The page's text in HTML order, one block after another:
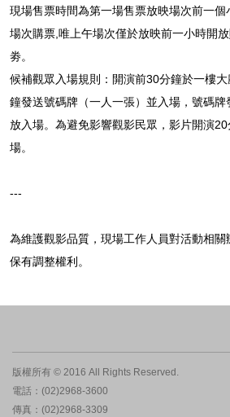
現場售票時間為第一場售票放映場次前一個
場次購票,唯上午場次僅於放映前一小時開
劵。
候補觀眾入場規則：開演前30分鐘於一樓
鐘發送號碼牌（一人一張）並入場，號碼牌
放入場。為避免影響觀影民眾，影片開演20
場。
---
為維護觀影品質，現場工作人員對活動相關
保有調整權利。
版權所有 © 2016 All Rights Reserved.
電話：(02)2968-3600
傳真：(02)2968-3309